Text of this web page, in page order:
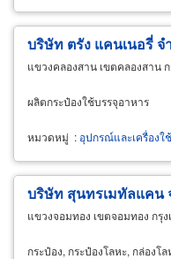
บริษัท ตรัง แคนเนอรี่ จ
แขวงคลองสาน เขตคลองสาน
ผลิตกระป๋องใช้บรรจุอาหาร
หมวดหมู่ : อุปกรณ์และเครื่องใ
บริษัท สุนทรเมทัลแคน
แขวงจอมทอง เขตจอมทอง กรุ
กระป๋อง, กระป๋องโลหะ, กล่องโ